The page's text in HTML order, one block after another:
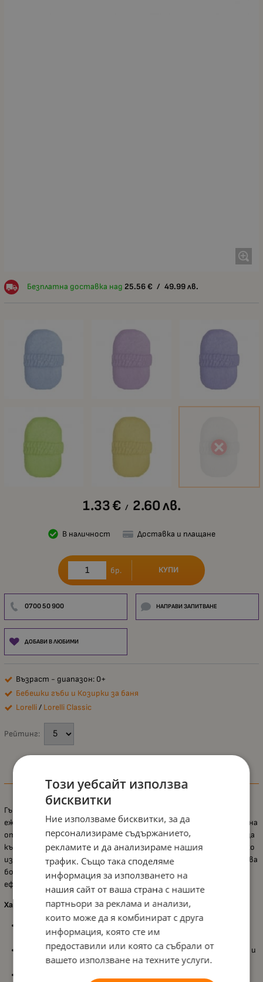
Безплатна доставка над 25.56 € / 49.99 лв.
1.33€ / 2.60лв.
В наличност Доставка и плащане
бр. КУПИ
0700 50 900 НАПРАВИ ЗАПИТВАНЕ
ДОБАВИ В ЛЮБИМИ
Възраст - диапазон: 0+
Бебешки гъби и Козирки за баня
Lorelli/ Lorelli Classic
Рейтинг:
Информация
Гъбата за баня
ежедневната грижа и къпане на бебета и малки деца. Изработена
от мек хавлиен плат с високо съдържание на памук, тя е щадяща
към нежната кожа, като осигурява комфорт и мекота при всяко
използване. Благодарение на своята структура гъбата образува
богата пяна, която прави къпането още по-приятно и
ефективно.
Характеристики:
95% памук
, който е изключително мек и
щадящ за деликатната кожа;
Подходяща забебета и малки деца , осигуряваща безопасна и
приятна грижа по време на къпане;
Този уебсайт използва
бисквитки
Ние използваме бисквитки, за да
персонализираме съдържанието,
рекламите и да анализираме нашия
трафик. Също така споделяме
информация за използването на
нашия сайт от ваша страна с нашите
партньори за реклама и анализи,
които може да я комбинират с друга
информация, която сте им
предоставили или която са събрали от
вашето използване на техните услуги.